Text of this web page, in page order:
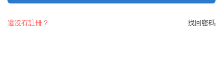
找回密碼
還沒有註冊？